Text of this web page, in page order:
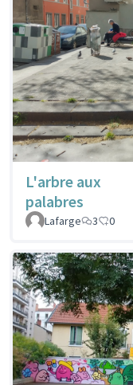
L'arbre aux
palabres
Lafarge
3 0